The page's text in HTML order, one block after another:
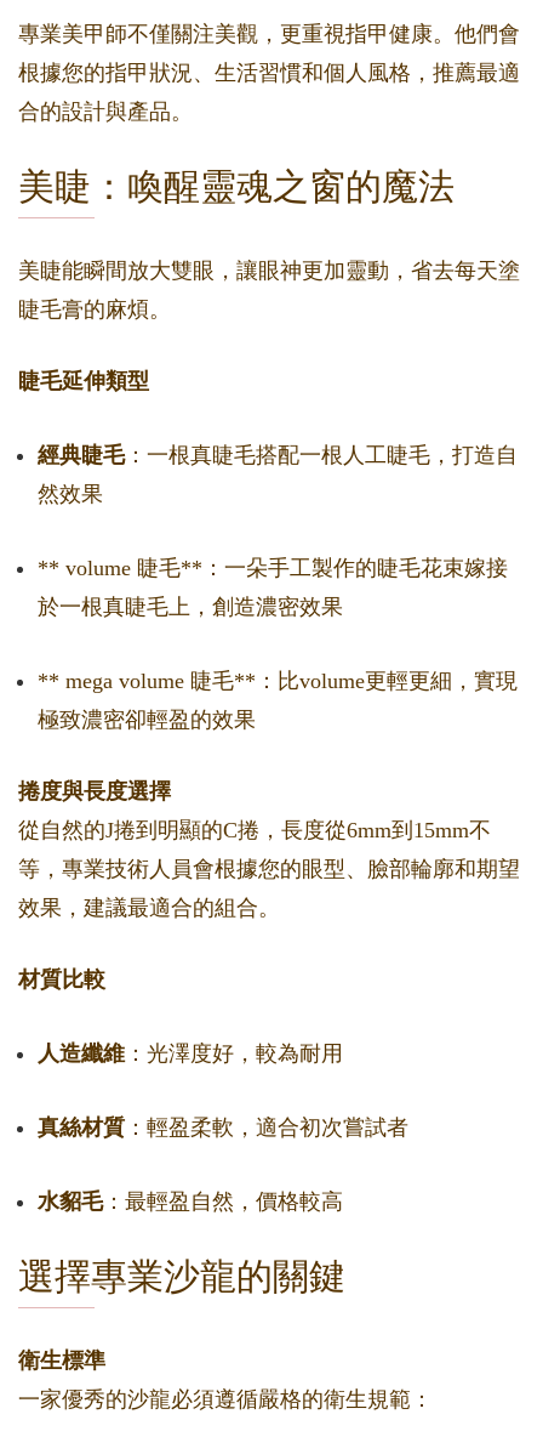
專業美甲師不僅關注美觀，更重視指甲健康。他們會
根據您的指甲狀況、生活習慣和個人風格，推薦最適
合的設計與產品。
美睫：喚醒靈魂之窗的魔法
美睫能瞬間放大雙眼，讓眼神更加靈動，省去每天塗
睫毛膏的麻煩。
睫毛延伸類型
經典睫毛：一根真睫毛搭配一根人工睫毛，打造自
然效果
** volume 睫毛**：一朵手工製作的睫毛花束嫁接
於一根真睫毛上，創造濃密效果
** mega volume 睫毛**：比volume更輕更細，實現
極致濃密卻輕盈的效果
捲度與長度選擇
從自然的J捲到明顯的C捲，長度從6mm到15mm不
等，專業技術人員會根據您的眼型、臉部輪廓和期望
效果，建議最適合的組合。
材質比較
人造纖維 ：光澤度好，較為耐用
真絲材質 ：輕盈柔軟，適合初次嘗試者
水貂毛：最輕盈自然，價格較高
選擇專業沙龍的關鍵
衛生標準
一家優秀的沙龍必須遵循嚴格的衛生規範：